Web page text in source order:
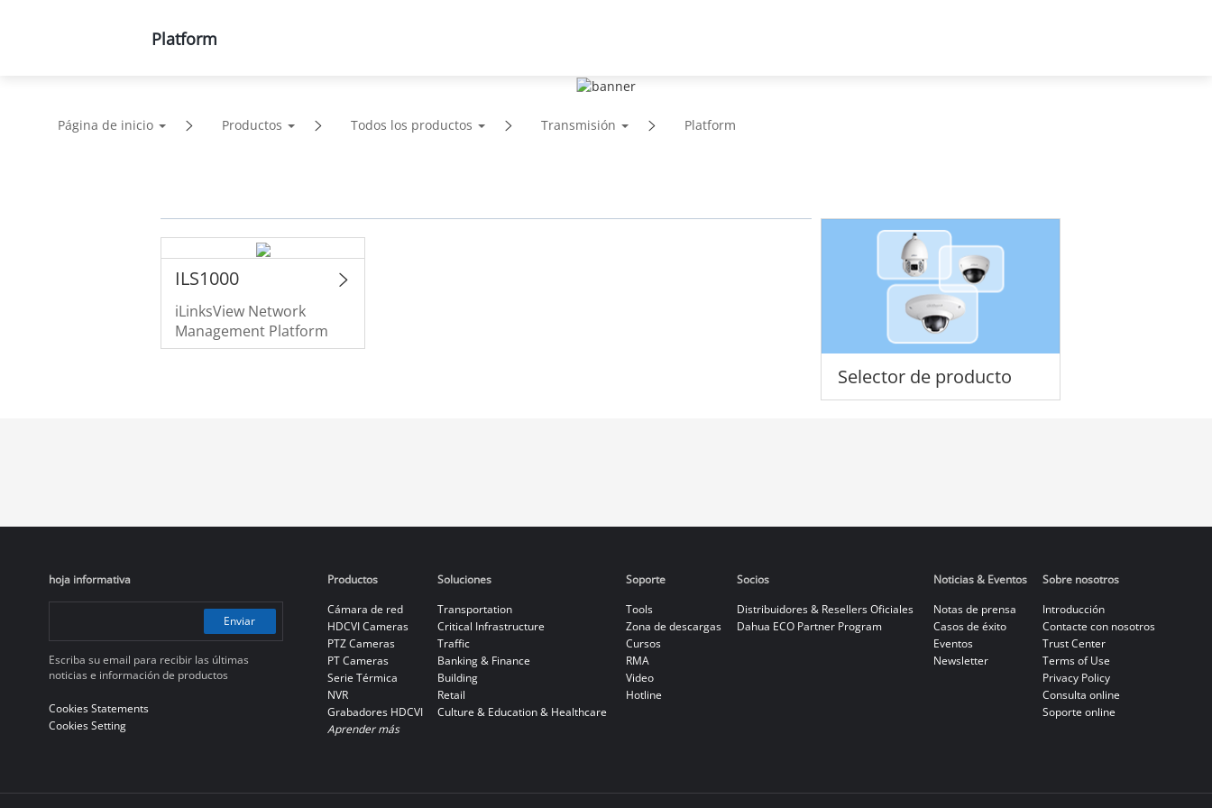
Productos
Página de inicio Productos Todos los productos Transmisión Platform
Platform
Selector de producto
ILS1000
iLinksView Network
Management Platform
hoja informativa
Enviar
Escriba su email para recibir las últimas
noticias e información de productos
Cookies Statements
Cookies Setting
Productos
Cámara de red
HDCVI Cameras
PTZ Cameras
PT Cameras
Serie Térmica
NVR
Grabadores HDCVI
Aprender más
Soluciones
Transportation
Critical Infrastructure
Traffic
Banking & Finance
Building
Retail
Culture & Education & Healthcare
Soporte
Tools
Zona de descargas
Cursos
RMA
Video
Hotline
Socios
Distribuidores & Resellers Oficiales
Dahua ECO Partner Program
Noticias & Eventos
Notas de prensa
Casos de éxito
Eventos
Newsletter
Sobre nosotros
Introducción
Contacte con nosotros
Trust Center
Terms of Use
Privacy Policy
Consulta online
Soporte online